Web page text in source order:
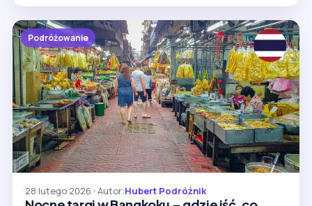
Podróżowanie
28 lutego 2026 •Autor:Hubert Podróżnik